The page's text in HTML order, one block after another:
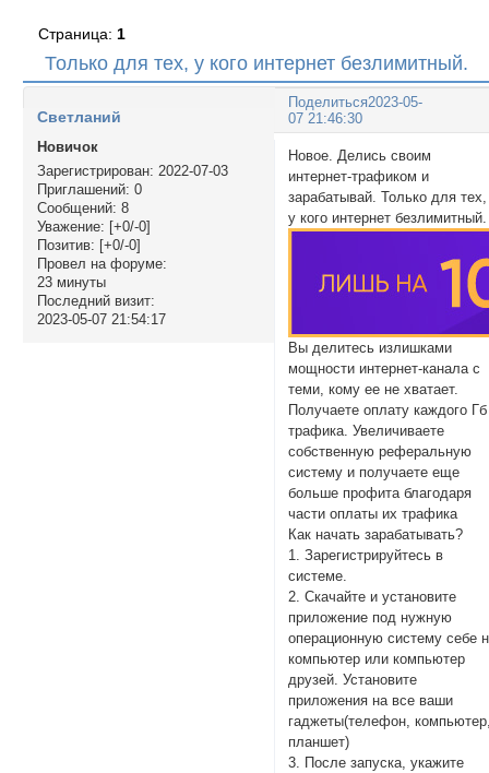
Только для тех, у кого интернет безлимитный.
Страница: 1
Поделиться2023-05-
07 21:46:30
Светланий
Новичок
Зарегистрирован: 2022-07-03
Приглашений: 0
Сообщений: 8
Уважение: [+0/-0]
Позитив: [+0/-0]
Провел на форуме:
23 минуты
Последний визит:
2023-05-07 21:54:17
Новое. Делись своим
интернет-трафиком и
зарабатывай. Только для тех,
у кого интернет безлимитный.
Вы делитесь излишками
мощности интернет-канала с
теми, кому ее не хватает.
Получаете оплату каждого Гб
трафика. Увеличиваете
собственную реферальную
систему и получаете еще
больше профита благодаря
части оплаты их трафика
Как начать зарабатывать?
1. Зарегистрируйтесь в
системе.
2. Скачайте и установите
приложение под нужную
операционную систему себе
компьютер или компьютер
друзей. Установите
приложения на все ваши
гаджеты(телефон,
планшет)
3. После запуска, укажите